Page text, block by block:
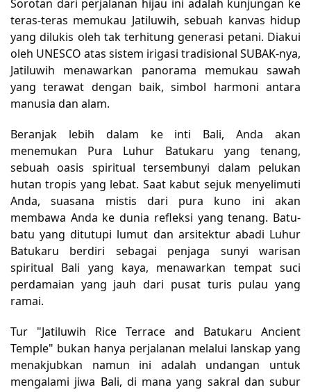
Sorotan dari perjalanan hijau ini adalah kunjungan ke
teras-teras memukau Jatiluwih, sebuah kanvas hidup
yang dilukis oleh tak terhitung generasi petani. Diakui
oleh UNESCO atas sistem irigasi tradisional SUBAK-nya,
Jatiluwih menawarkan panorama memukau sawah
yang terawat dengan baik, simbol harmoni antara
manusia dan alam.
Beranjak lebih dalam ke inti Bali, Anda akan
menemukan Pura Luhur Batukaru yang tenang,
sebuah oasis spiritual tersembunyi dalam pelukan
hutan tropis yang lebat. Saat kabut sejuk menyelimuti
Anda, suasana mistis dari pura kuno ini akan
membawa Anda ke dunia refleksi yang tenang. Batu-
batu yang ditutupi lumut dan arsitektur abadi Luhur
Batukaru berdiri sebagai penjaga sunyi warisan
spiritual Bali yang kaya, menawarkan tempat suci
perdamaian yang jauh dari pusat turis pulau yang
ramai.
Tur "Jatiluwih Rice Terrace and Batukaru Ancient
Temple" bukan hanya perjalanan melalui lanskap yang
menakjubkan namun ini adalah undangan untuk
mengalami jiwa Bali, di mana yang sakral dan subur